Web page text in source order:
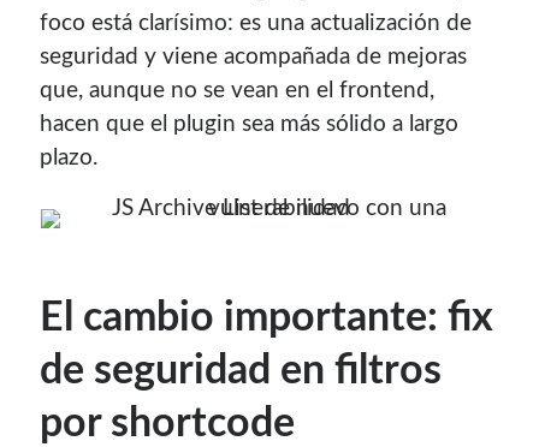
clases por 10 años. Como siempre me ha gustado
enseñar, comparto algunas de mis opiniones y
experiencias en el mundo informático en este blog.
mi página profesional.
Donate
If you like this website or any of my work, consider to
give a small donation. It will help me to invest time on
foco está clarísimo: es una actualización de
seguridad y viene acompañada de mejoras
que, aunque no se vean en el frontend,
hacen que el plugin sea más sólido a largo
plazo.
El cambio importante: fix
de seguridad en filtros
por shortcode